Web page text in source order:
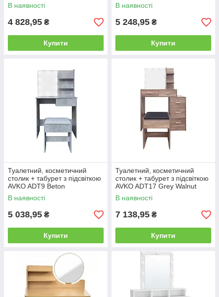
В наявності
4 828,95 ₴
Купити
В наявності
5 248,95 ₴
Купити
Туалетний, косметичний
столик + табурет з підсвіткою
AVKO ADT9 Beton
В наявності
5 038,95 ₴
Купити
Туалетний, косметичний
столик + табурет з підсвіткою
AVKO ADT17 Grey Walnut
В наявності
7 138,95 ₴
Купити